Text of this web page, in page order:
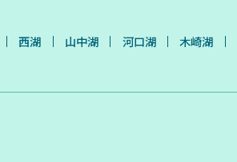
西湖 山中湖 河口湖
木崎湖